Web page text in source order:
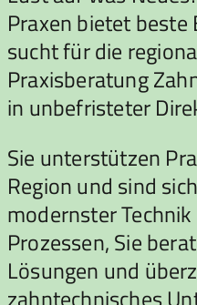
Praxen bietet beste
sucht für die
Praxisberatung
in unbefristeter
Sie unterstützen
Region und sind
modernster
Prozessen, Sie
Lösungen und
zahntechnisches